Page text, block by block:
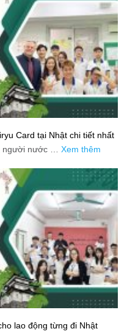
Card tại Nhật chi tiết nhất
người nước … Xem thêm
lao động từng đi Nhật